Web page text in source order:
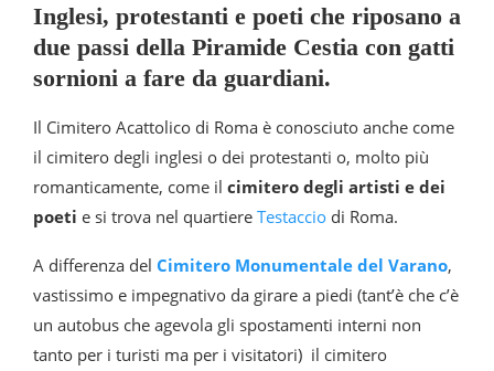
Inglesi, protestanti e poeti che riposano a
due passi della Piramide Cestia con gatti
sornioni a fare da guardiani.
Il Cimitero Acattolico di Roma è conosciuto anche come
il cimitero degli inglesi o dei protestanti o, molto più
romanticamente, come il cimitero degli artisti e dei
poeti e si trova nel quartiere Testaccio di Roma.
A differenza del Cimitero Monumentale del Varano,
vastissimo e impegnativo da girare a piedi (tant’è che c’è
un autobus che agevola gli spostamenti interni non
tanto per i turisti ma per i visitatori) il cimitero